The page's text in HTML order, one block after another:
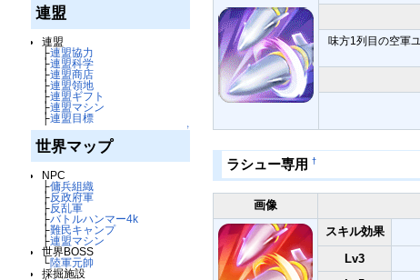
連盟
連盟
├連盟協力
├連盟科学
├連盟商店
├連盟領地
├連盟ギフト
├連盟マシン
├連盟目標
↑
世界マップ
NPC
├傭兵組織
├反政府軍
├反乱軍
├バトルハンマー4k
├難民キャンプ
├連盟マシン
世界BOSS
└陸軍元帥
採掘施設
味方1列目の空軍
ラシュー専用 †
画像
スキル効果
Lv3